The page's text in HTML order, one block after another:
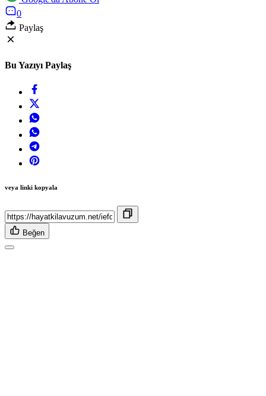
0
Paylaş
Bu Yazıyı Paylaş
veya linki kopyala
Beğen